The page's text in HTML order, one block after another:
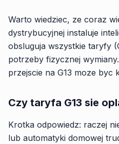
Warto wiedziec, ze coraz
dystrybucyjnej instaluje
obsluguja wszystkie taryfy
potrzeby fizycznej
przejscie na G13 moze byc
Czy taryfa G13 sie
Krotka odpowiedz: raczej
lub automatyki domowej